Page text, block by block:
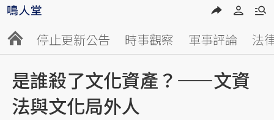
停止更新公告 時事觀察 軍事評論 法
是誰殺了文化資產？——文資
法與文化局外人